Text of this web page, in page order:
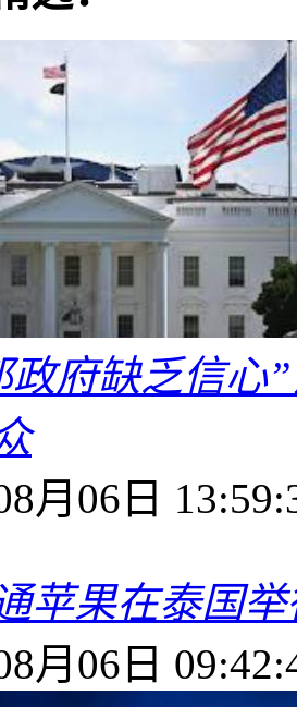
政府缺乏信心
月06日
苹果在泰国
月06日